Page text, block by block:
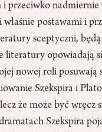
przeciwko
właśnie postawami i
sceptyczni,
literatury
nowej roli
Szekspira i
że może być
Szekspira